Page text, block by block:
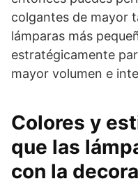
colgantes de mayor
lámparas más
estratégicamente
mayor volumen e
Colores y
que las
con la